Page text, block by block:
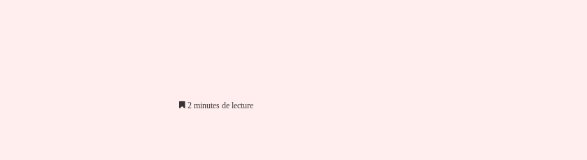
2 minutes de lecture